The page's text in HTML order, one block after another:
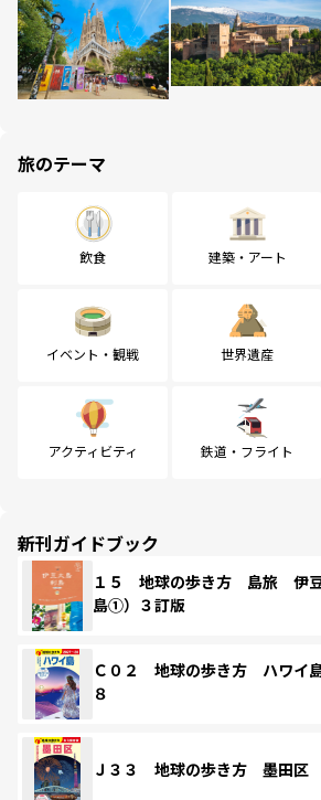
旅のテーマ
飲食 建築・アート
イベント・観戦 世界遺産
アクティビティ 鉄道・フライト
新刊ガイドブック
１５ 地球の歩き方 島旅 伊
島①）３訂版
Ｃ０２ 地球の歩き方 ハワイ
８
Ｊ３３ 地球の歩き方 墨田区